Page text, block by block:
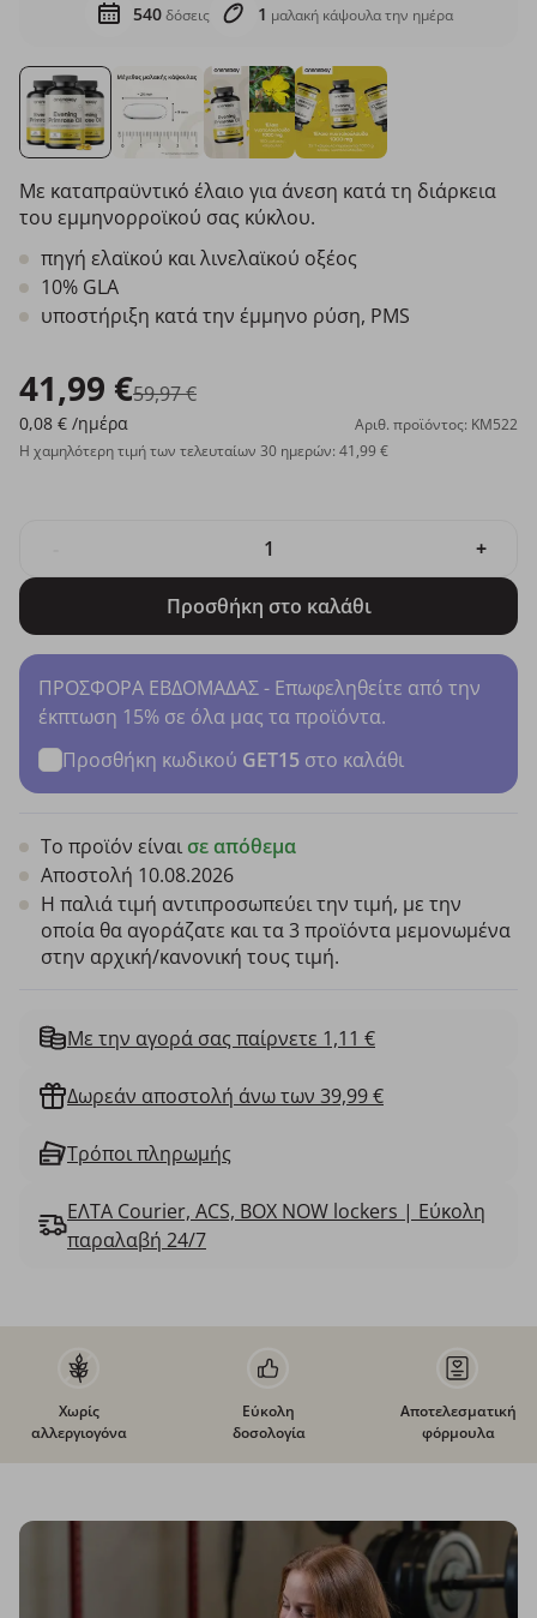
540δόσεις 1 μαλακή κάψουλα την ημέρα
Με καταπραϋντικό έλαιο για άνεση κατά τη διάρκεια
του εμμηνορροϊκού σας κύκλου.
πηγή ελαϊκού και λινελαϊκού οξέος
10% GLA
υποστήριξη κατά την έμμηνο ρύση, PMS
41,99 €59,97 €
0,08 € /ημέρα
Αριθ. προϊόντος: KM522
Η χαμηλότερη τιμή των τελευταίων 30 ημερών: 41,99 €
+
Προσθήκη στο καλάθι
ΠΡΟΣΦΟΡΑ ΕΒΔΟΜΑΔΑΣ - Επωφεληθείτε από την
έκπτωση 15% σε όλα μας τα προϊόντα.
Προσθήκη κωδικού GET15 στο καλάθι
Το προϊόν είναι σε απόθεμα
Αποστολή 10.08.2026
Η παλιά τιμή αντιπροσωπεύει την τιμή, με την
οποία θα αγοράζατε και τα 3 προϊόντα μεμονωμένα
στην αρχική/κανονική τους τιμή.
Με την αγορά σας παίρνετε 1,11 €
Δωρεάν αποστολή άνω των 39,99 €
Τρόποι πληρωμής
ΕΛΤΑ Courier, ACS, BOX NOW lockers | Εύκολη
παραλαβή 24/7
Χωρίς
αλλεργιογόνα
Εύκολη
δοσολογία
Αποτελεσματική
φόρμουλα